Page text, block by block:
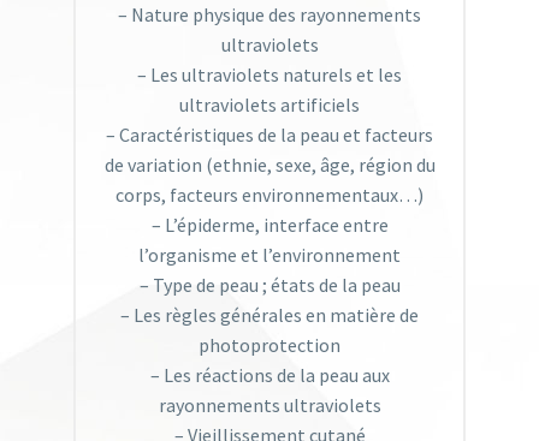
– Nature physique des rayonnements
ultraviolets
– Les ultraviolets naturels et les
ultraviolets artificiels
– Caractéristiques de la peau et facteurs
de variation (ethnie, sexe, âge, région du
corps, facteurs environnementaux…)
– L’épiderme, interface entre
l’organisme et l’environnement
– Type de peau ; états de la peau
– Les règles générales en matière de
photoprotection
– Les réactions de la peau aux
rayonnements ultraviolets
– Vieillissement cutané